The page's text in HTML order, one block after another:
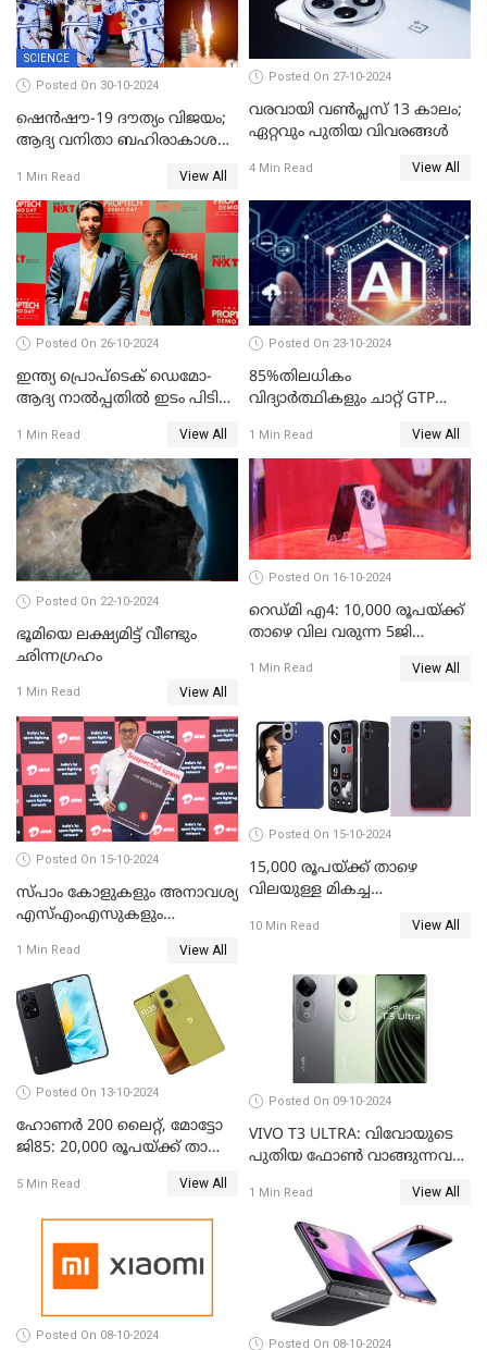
SCIENCE
Posted On 30-10-2024
ഷെന്‍ഷൗ-19 ദൗത്യം വിജയം;
ആദ്യ വനിതാ ബഹിരാകാശ
പേർ ടിയാൻഗോങിൽ
1 Min Read View All
Posted On 27-10-2024
വരവായി വൺപ്ലസ് 13 കാലം;
ഏറ്റവും പുതിയ വിവരങ്ങൾ
4 Min Read View All
Posted On 26-10-2024
ഇന്ത്യ പ്രൊപ്ടെക് ഡെമോ-
ആദ്യ നാല്‍പ്പതില്‍ ഇടം പിടിച്ച്
തിത്തിത്താര
1 Min Read View All
Posted On 23-10-2024
85%തിലധികം
വിദ്യാര്‍ത്ഥികളും ചാറ്റ് GTP
ഉപയോഗിക്കുന്നതായി
റിപ്പോര്‍ട്ട്
1 Min Read View All
Posted On 22-10-2024
ഭൂമിയെ ലക്ഷ്യമിട്ട് വീണ്ടും
ഛിന്നഗ്രഹം
1 Min Read View All
Posted On 16-10-2024
റെഡ്മി എ4: 10,000 രൂപയ്ക്ക്
താഴെ വില വരുന്ന 5ജി
1 Min Read View All
Posted On 15-10-2024
സ്പാം കോളുകളും അനാവശ്യ
എസ്എംഎസുകളും
എഐ ഫീച്ചറുമായി ഭാരതി
എയര്‍ടെല്‍
1 Min Read View All
Posted On 15-10-2024
15,000 രൂപയ്ക്ക് താഴെ
വിലയുള്ള മികച്ച
10 Min Read View All
Posted On 13-10-2024
ഹോണർ 200 ലൈറ്റ്, മോട്ടോ
ജി85: 20,000 രൂപയ്ക്ക് താഴെ
ഏതാണ്?
5 Min Read View All
Posted On 09-10-2024
VIVO T3 ULTRA: വിവോയുടെ
പുതിയ ഫോൺ വാങ്ങുന്നവർ
1 Min Read View All
Posted On 08-10-2024
Posted On 08-10-2024